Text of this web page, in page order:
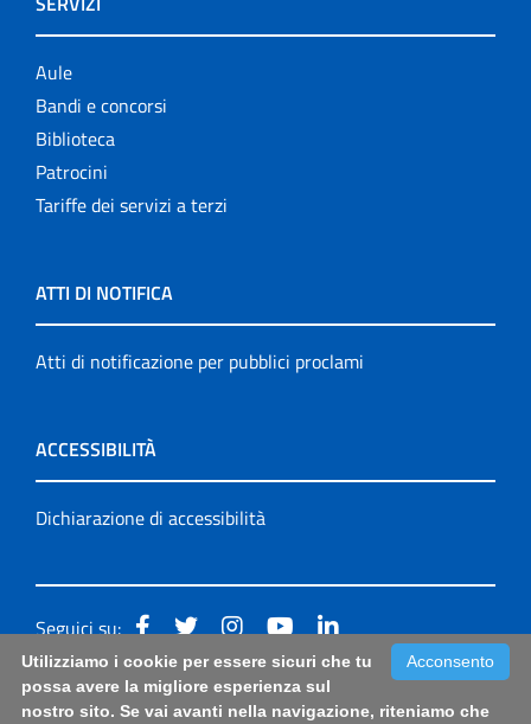
Aule
Bandi e concorsi
Biblioteca
Patrocini
Tariffe dei servizi a terzi
ATTI DI NOTIFICA
Atti di notificazione per pubblici proclami
ACCESSIBILITÀ
Dichiarazione di accessibilità
Seguici su:
Accessibilità: form di segnalazione di prima istanza per
questa pagina|Note Legali | Sitemap
Acconsento
Utilizziamo i cookie per essere sicuri che tu
possa avere la migliore esperienza sul
nostro sito. Se vai avanti nella navigazione, riteniamo che